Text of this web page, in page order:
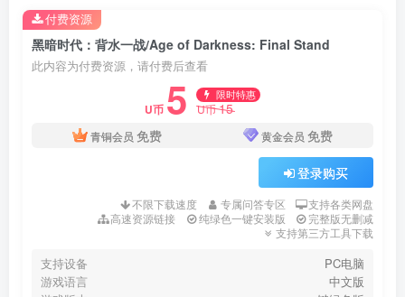
黑暗时代：背水一战/Age of Darkness: Final Stand
此内容为付费资源，请付费后查看
U币 5 限时特惠
U币15
青铜会员 免费 黄金会员 免费
登录购买
不限下载速度 专属问答专区
支持各类网盘
高速资源链接
纯绿色一键安装版
完整版无删减
支持第三方工具下载
支持设备
PC电脑
游戏语言
中文版
付费资源